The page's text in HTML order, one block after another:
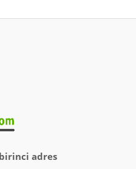
adres